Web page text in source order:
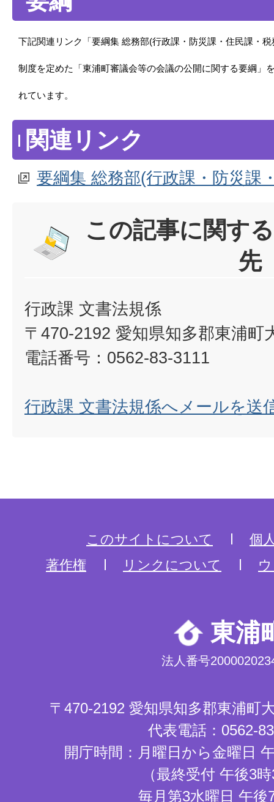
下記関連リンク「要綱集 総務部(行政課・防災課・住民課・
制度を定めた「東浦町審議会等の会議の公開に関する要綱」
れています。
関連リンク
要綱集 総務部(行政課・防災課
この記事に関す
先
行政課 文書法規係
〒470-2192 愛知県知多郡東浦町
電話番号：0562-83-3111
行政課 文書法規係へメールを送
このサイトについて
個
著作権
リンクについて
東浦
法人番号
〒470-2192 愛知県知多郡東浦町
代表電話：0562-
開庁時間：月曜日から金曜日
（最終受付 午後3
毎月第3水曜日 午後